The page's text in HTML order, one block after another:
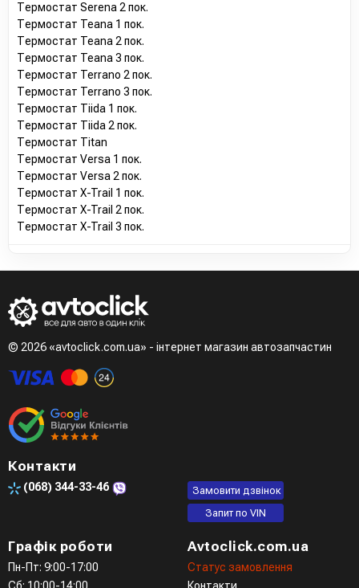
Термостат Serena 2 пок.
Термостат Teana 1 пок.
Термостат Teana 2 пок.
Термостат Teana 3 пок.
Термостат Terrano 2 пок.
Термостат Terrano 3 пок.
Термостат Tiida 1 пок.
Термостат Tiida 2 пок.
Термостат Titan
Термостат Versa 1 пок.
Термостат Versa 2 пок.
Термостат X-Trail 1 пок.
Термостат X-Trail 2 пок.
Термостат X-Trail 3 пок.
© 2026 «avtoclick.com.ua» - інтернет магазин автозапчастин
Контакти
(068) 344-33-46
Замовити дзвінок
Запит по VIN
Графік роботи
Пн-Пт: 9:00-17:00
Avtoclick.com.ua
Статус замовлення